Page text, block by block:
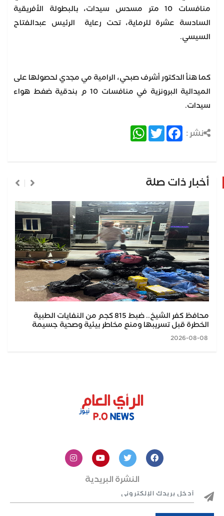
منافسات 10 متر مسدس سيدات، بالبطولة الأفريقية
السادسة عشرة للرماية، تحت رعاية الرئيس عبدالفتاح
السيسي.
كما هنأ الدكتور أشرف صبحي، الرامية مي مجدي لحصولها على
الميدالية البرونزية في منافسات 10 م بندقية ضغط هواء
سيدات.
نشر : Facebook
Twitter
WhatsApp
أخبار ذات صلة
محافظ كفر الشيخ.. ضبط 815 كجم من النفايات الطبية
الخطرة قبل تسريبها ومنع مخاطر بيئية وصحية جسيمة
النشرة البريدية